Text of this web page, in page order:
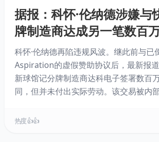
据报：科怀·伦纳德涉嫌与
牌制造商达成另一笔数百
助”协议
科怀·伦纳德再陷违规风波。继此前与已
Aspiration的虚假赞助协议后，最新报
新球馆记分牌制造商达科电子签署数百
同，但并未付出实际劳动。该交易被内
子再回流给伦纳德。NBA已展开调查，
热度 👍👍